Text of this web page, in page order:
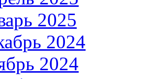
2025
2024
2024